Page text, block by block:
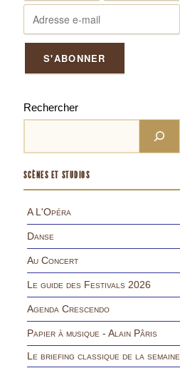
Rechercher
SCÈNES ET STUDIOS
A L'Opéra
Danse
Au Concert
Le guide des Festivals 2026
Agenda Crescendo
Papier à musique - Alain Pâris
Le briefing classique de la semaine